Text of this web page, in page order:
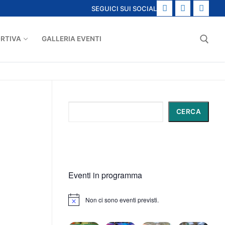
SEGUICI SUI SOCIAL
GALLERIA EVENTI
CERCA
Eventi in programma
Notice Non ci sono eventi previsti.